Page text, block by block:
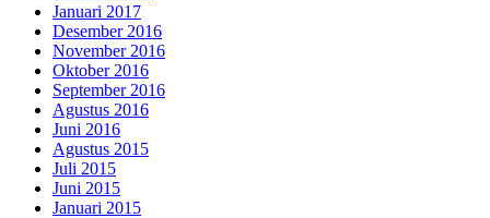
Januari 2017
Desember 2016
November 2016
Oktober 2016
September 2016
Agustus 2016
Juni 2016
Agustus 2015
Juli 2015
Juni 2015
Januari 2015